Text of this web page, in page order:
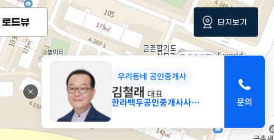
우리동네 공인중개사
김철래 대표
한라백두공인중개사사무소
로드뷰 단지보기